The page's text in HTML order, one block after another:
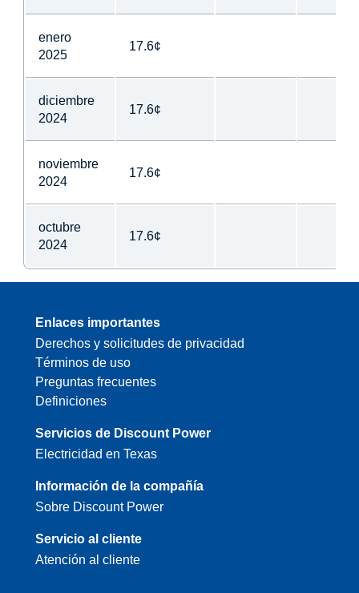
enero
2025
17.6¢
diciembre
2024
17.6¢
noviembre
2024
17.6¢
octubre
2024
17.6¢
Enlaces importantes
Derechos y solicitudes de privacidad
Términos de uso
Preguntas frecuentes
Definiciones
Servicios de Discount Power
Electricidad en Texas
Información de la compañía
Sobre Discount Power
Servicio al cliente
Atención al cliente